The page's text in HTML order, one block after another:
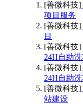
[善微科技]
项目服务
[善微科技]
目
[善微科技]
24H自助
[善微科技]
24H自助
[善微科技]
站建设